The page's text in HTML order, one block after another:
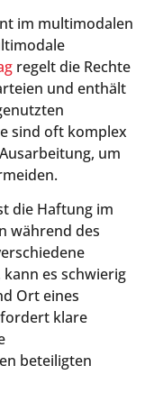
im multimodalen
regelt die Rechte
und enthält
sind oft komplex
um
die Haftung im
während des
es schwierig
Ort eines
klare
beteiligten